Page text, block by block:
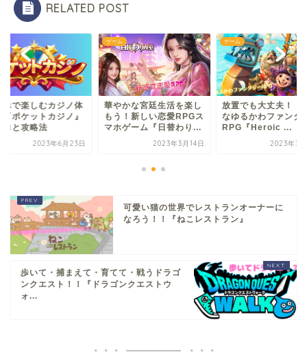
RELATED POST
ホで楽しむカジノ体
『ポケットカジノ』
力と攻略法
2023年6月23日
ゲーム
華やかな宮廷生活を楽し
もう！新しい恋愛RPGス
マホゲーム『日替わり...
2023年3月14日
ゲーム
放置でも大丈夫！！
なゆるかわファンタ
RPG『Heroic ...
2023年3
可愛い猫の世界でレストランオーナーに
なろう！！『ねこレストラン』
歩いて・捕まえて・育てて・戦うドラゴ
ンクエスト！！『ドラゴンクエストウ
ォ...